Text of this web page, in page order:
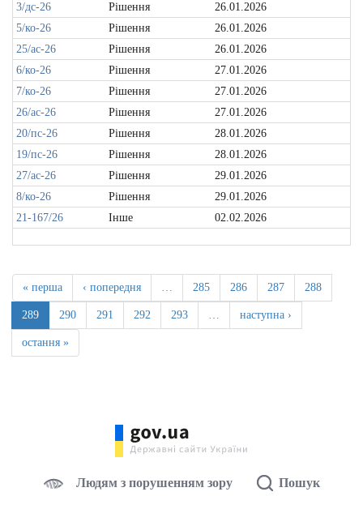
3/дс-26
Рішення
26.01.2026
5/ко-26
Рішення
26.01.2026
25/ас-26
Рішення
26.01.2026
6/ко-26
Рішення
27.01.2026
7/ко-26
Рішення
27.01.2026
26/ас-26
Рішення
27.01.2026
20/пс-26
Рішення
28.01.2026
19/пс-26
Рішення
28.01.2026
27/ас-26
Рішення
29.01.2026
8/ко-26
Рішення
29.01.2026
21-167/26
Інше 02.02.2026
« перша ‹ попередня … 285 286 287 288
289 290 291 292 293 … наступна ›
остання »
Людям з порушенням зору Пошук